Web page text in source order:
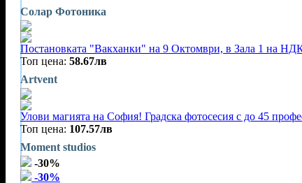
Солар Фотоника
Постановката "Вакханки" на 9 Октомври, в Зала 1 на
Топ цена: 58.67лв
Artvent
Улови магията на София! Градска фотосесия с до 45
Топ цена: 107.57лв
Moment studios
-30%
-30%